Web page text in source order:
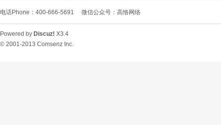
电话Phone：400-666-5691 微信公众号：高恪网络
Powered by Discuz! X3.4
© 2001-2013 Comsenz Inc.